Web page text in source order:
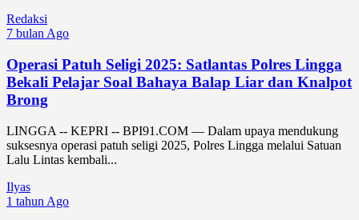
Redaksi
7 bulan Ago
Operasi Patuh Seligi 2025: Satlantas Polres Lingga
Bekali Pelajar Soal Bahaya Balap Liar dan Knalpot
Brong
LINGGA -- KEPRI -- BPI91.COM — Dalam upaya mendukung
suksesnya operasi patuh seligi 2025, Polres Lingga melalui Satuan
Lalu Lintas kembali...
Ilyas
1 tahun Ago